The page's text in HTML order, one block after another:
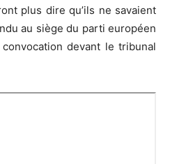
plus dire qu’ils ne savaient
au siège du parti européen
devant le tribunal